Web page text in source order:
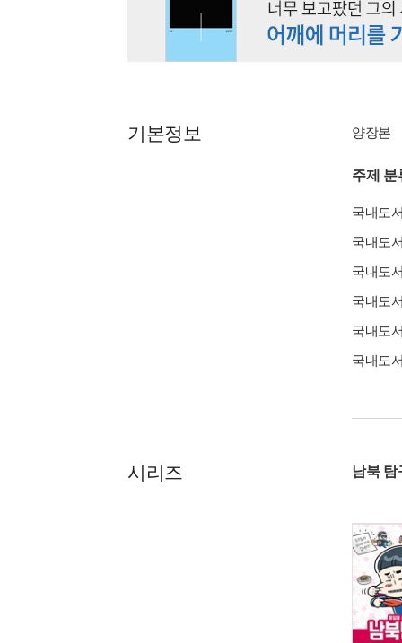
기본정보 양장본
주제 분
국내도
국내도
국내도
국내도
국내도
국내도
시리즈 남북 탐